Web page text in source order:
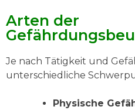
Arten der
Je nach Tätigkeit und
unterschiedliche
Physische